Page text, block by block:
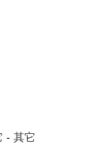
- 其它